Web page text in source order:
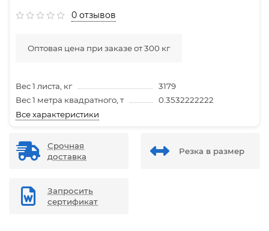
0 отзывов
Оптовая цена при заказе от 300 кг
Вес 1 листа, кг
3179
Вес 1 метра квадратного, т
0.3532222222
Все характеристики
Срочная
доставка
Резка в размер
Запросить
сертификат